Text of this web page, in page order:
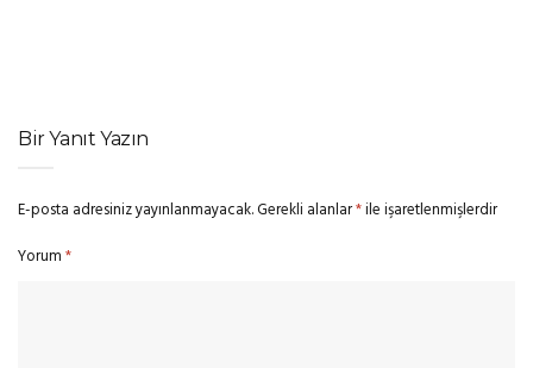
Bir Yanıt Yazın
E-posta adresiniz yayınlanmayacak.Gerekli alanlar*ile işaretlenmişlerdir
Yorum*